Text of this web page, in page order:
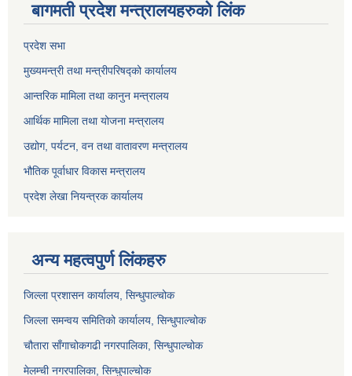
बागमती प्रदेश मन्त्रालयहरुको लिंक
प्रदेश सभा
मुख्यमन्त्री तथा मन्त्रीपरिषद्को कार्यालय
आन्तरिक मामिला तथा कानुन मन्त्रालय
आर्थिक मामिला तथा योजना मन्त्रालय
उद्योग, पर्यटन, वन तथा वातावरण मन्त्रालय
भौतिक पूर्वाधार विकास मन्त्रालय
प्रदेश लेखा नियन्त्रक कार्यालय
अन्य महत्वपुर्ण लिंकहरु
जिल्ला प्रशासन कार्यालय, सिन्धुपाल्चोक
जिल्ला समन्वय समितिको कार्यालय, सिन्धुपाल्चोक
चौतारा साँगाचोकगढी नगरपालिका, सिन्धुपाल्चोक
मेलम्ची नगरपालिका, सिन्धुपाल्चोक